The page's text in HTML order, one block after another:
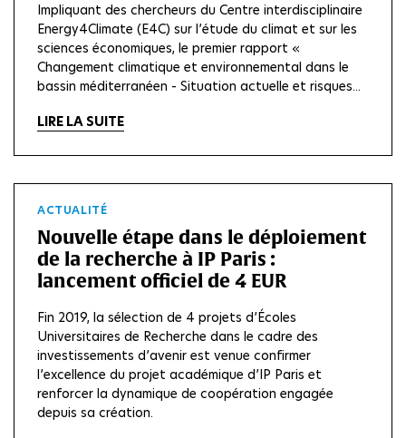
Impliquant des chercheurs du Centre interdisciplinaire
Energy4Climate (E4C) sur l’étude du climat et sur les
sciences économiques, le premier rapport «
Changement climatique et environnemental dans le
bassin méditerranéen - Situation actuelle et risques...
LIRE LA SUITE
ACTUALITÉ
Nouvelle étape dans le déploiement
de la recherche à IP Paris :
lancement officiel de 4 EUR
Fin 2019, la sélection de 4 projets d’Écoles
Universitaires de Recherche dans le cadre des
investissements d’avenir est venue confirmer
l’excellence du projet académique d’IP Paris et
renforcer la dynamique de coopération engagée
depuis sa création.